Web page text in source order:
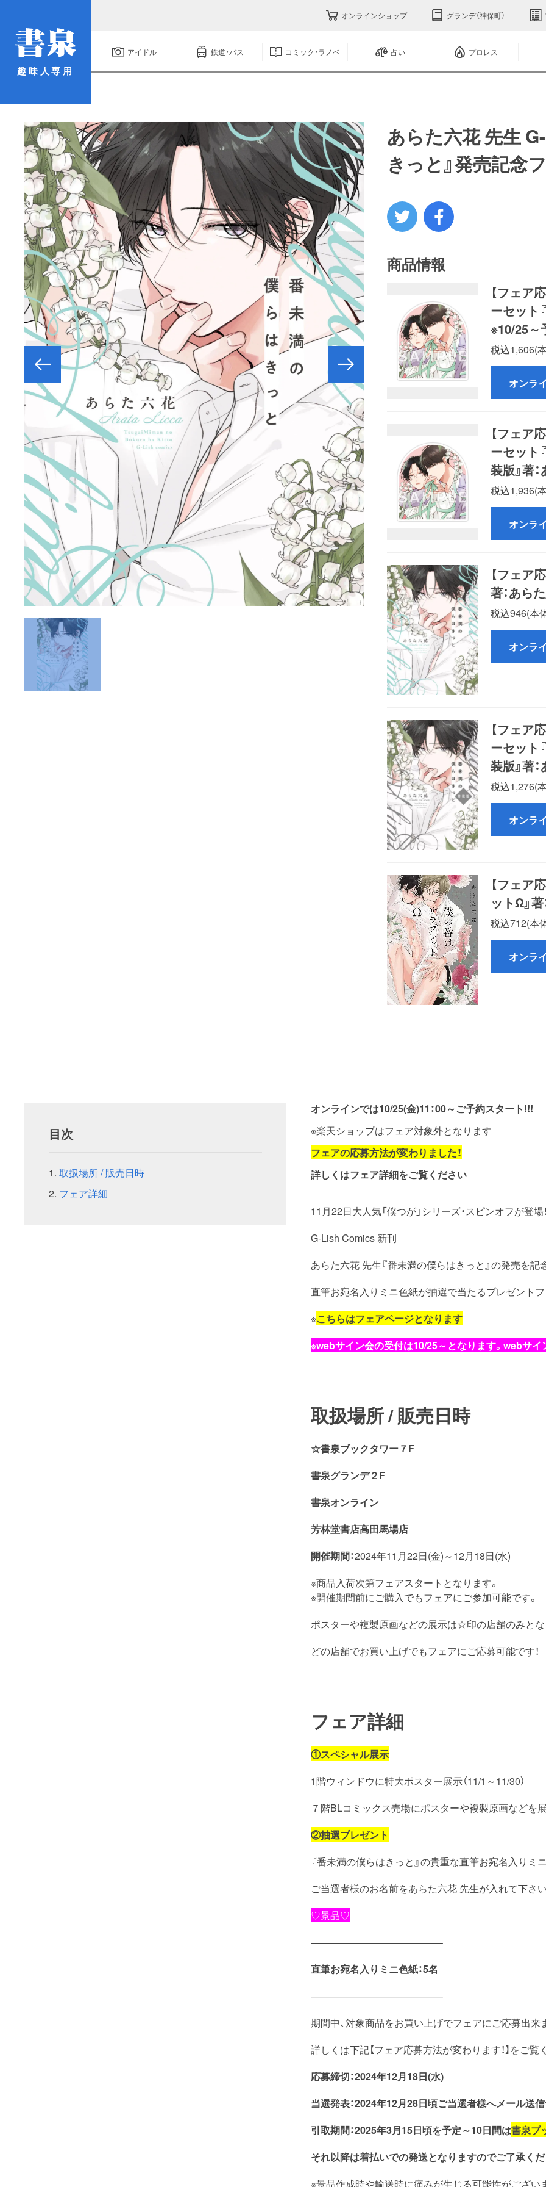
趣味人専用
オンラインショップ グランデ（神保町）
アイドル 鉄道・バス コミック・ラノベ 占い プロレス
あらた六花 先生
きっと』発売記念
商品情報
【フェア
ーセット
※10/25～
税込1,606(
オンラ
【フェア
ーセット
装版』著
税込1,936(
オンラ
【フェア
著：あら
税込946(本
オンラ
【フェア
ーセット
装版』著
税込1,276(
オンラ
【フェア
ットΩ』
税込712(本
オンラ
目次
取扱場所 / 販売日時
フェア詳細
オンラインでは10/25(金)11：00～ご予約スタート!!!
※楽天ショップはフェア対象外となります
フェアの応募方法が変わりました！
詳しくはフェア詳細をご覧ください
11月22日大人気「僕つが」シリーズ・スピンオフが登場
G-Lish Comics 新刊
あらた六花 先生『番未満の僕らはきっと』の発売を記
直筆お宛名入りミニ色紙が抽選で当たるプレゼント
※こちらはフェアページとなります
※webサイン会の受付は10/25～となります。webサ
取扱場所 / 販売日時
☆書泉ブックタワー７F
書泉グランデ２F
書泉オンライン
芳林堂書店高田馬場店
開催期間：2024年11月22日(金)～12月18日(水)
※商品入荷次第フェアスタートとなります。
※開催期間前にご購入でもフェアにご参加可能です。
ポスターや複製原画などの展示は☆印の店舗のみと
どの店舗でお買い上げでもフェアにご応募可能です！
フェア詳細
①スペシャル展示
1階ウィンドウに特大ポスター展示（11/1～11/30）
７階BLコミックス売場にポスターや複製原画などを
②抽選プレゼント
『番未満の僕らはきっと』の貴重な直筆お宛名入りミ
ご当選者様のお名前をあらた六花 先生が入れて下さい
♡景品♡
—————————————–
直筆お宛名入りミニ色紙：5名
—————————————–
期間中、対象商品をお買い上げでフェアにご応募出来
詳しくは下記【フェア応募方法が変わります！】をご覧
応募締切：2024年12月18日(水)
当選発表：2024年12月28日頃ご当選者様へメール送
引取期間：2025年3月15日頃を予定～10日間は書泉ブ
それ以降は着払いでの発送となりますのでご了承く
※景品作成時や輸送時に痛みが生じる可能性がござい